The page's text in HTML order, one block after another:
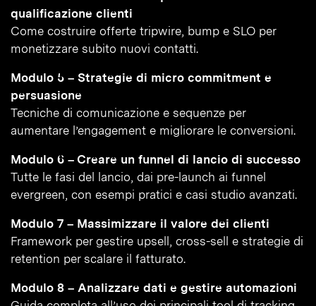
qualificazione clienti
Come costruire offerte tripwire, bump e SLO per
monetizzare subito nuovi contatti.
Modulo 5 – Strategie di micro commitment e
persuasione
Tecniche di comunicazione e sequenze per
aumentare l’engagement e migliorare le conversioni.
Modulo 6 – Creare un funnel di lancio di successo
Tutte le fasi del lancio, dai pre-launch ai funnel
evergreen, con esempi pratici e casi studio avanzati.
Modulo 7 – Massimizzare il valore dei clienti
Framework per gestire upsell, cross-sell e strategie di
retention per scalare il fatturato.
Modulo 8 – Analizzare dati e gestire automazioni